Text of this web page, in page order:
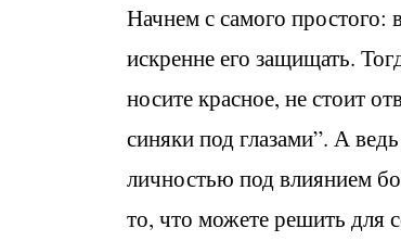
Начнем с самого простого:
искренне его защищать.
носите красное, не стоит
синяки под глазами”. А
личностью под влиянием
то, что можете решить для